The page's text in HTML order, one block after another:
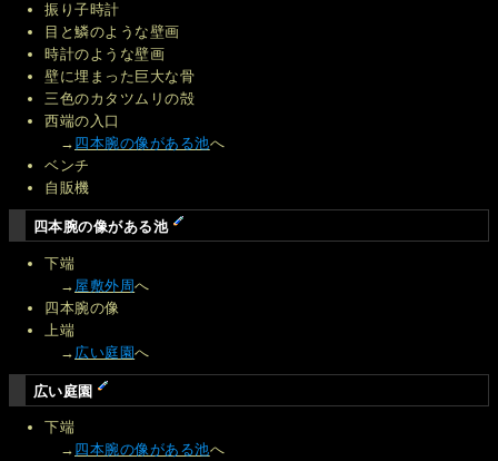
振り子時計
目と鱗のような壁画
時計のような壁画
壁に埋まった巨大な骨
三色のカタツムリの殻
西端の入口
→ 四本腕の像がある池へ
ベンチ
自販機
四本腕の像がある池
下端
→ 屋敷外周へ
四本腕の像
上端
→ 広い庭園へ
広い庭園
下端
→ 四本腕の像がある池へ